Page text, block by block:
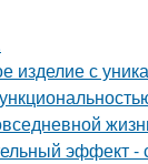
изделие с
эффект